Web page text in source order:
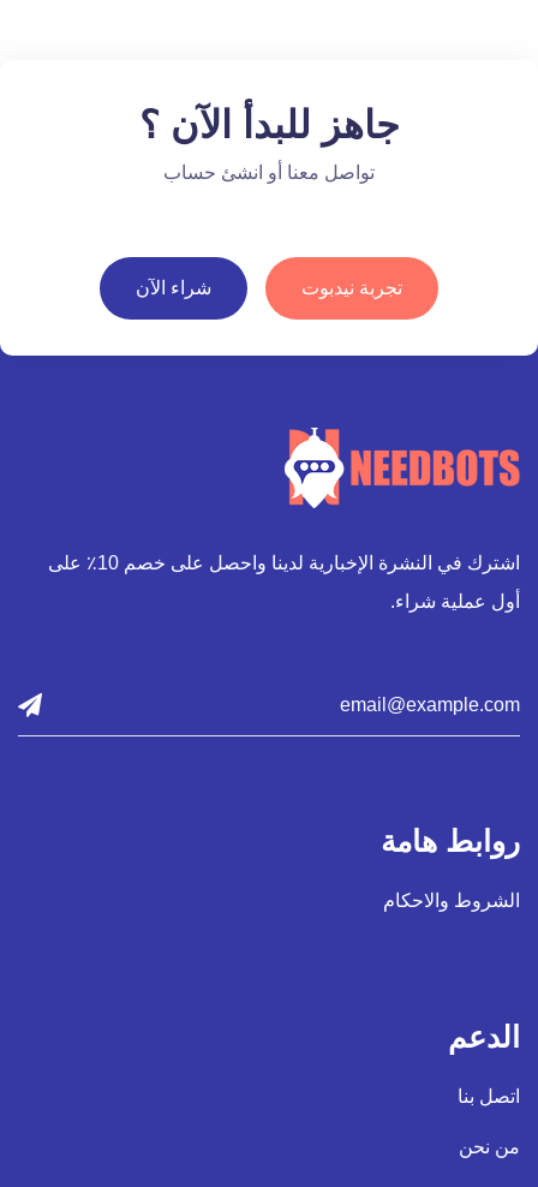
جاهز للبدأ الآن ؟
تواصل معنا أو انشئ حساب
تجربة نيدبوت شراء الآن
اشترك في النشرة الإخبارية لدينا واحصل على خصم 10٪ على
أول عملية شراء.
روابط هامة
الشروط والاحكام
الدعم
اتصل بنا
من نحن